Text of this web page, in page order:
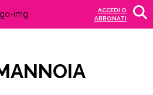
ACCEDI O
ABBONATI